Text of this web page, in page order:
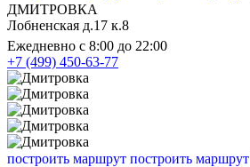
ДМИТРОВКА
Лобненская д.17 к.8
Ежедневно с 8:00 до 22:00
+7 (499) 450-63-77
построить маршрут построить маршрут